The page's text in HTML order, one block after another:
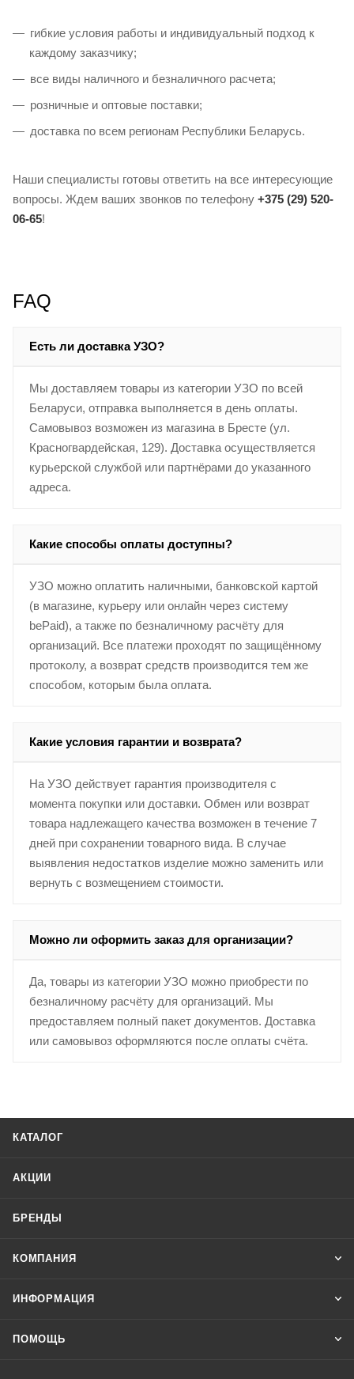
гибкие условия работы и индивидуальный подход к
каждому заказчику;
все виды наличного и безналичного расчета;
розничные и оптовые поставки;
доставка по всем регионам Республики Беларусь.
Наши специалисты готовы ответить на все интересующие
вопросы. Ждем ваших звонков по телефону +375 (29) 520-
06-65!
FAQ
Есть ли доставка УЗО?
Мы доставляем товары из категории УЗО по всей
Беларуси, отправка выполняется в день оплаты.
Самовывоз возможен из магазина в Бресте (ул.
Красногвардейская, 129). Доставка осуществляется
курьерской службой или партнёрами до указанного
адреса.
Какие способы оплаты доступны?
УЗО можно оплатить наличными, банковской картой
(в магазине, курьеру или онлайн через систему
bePaid), а также по безналичному расчёту для
организаций. Все платежи проходят по защищённому
протоколу, а возврат средств производится тем же
способом, которым была оплата.
Какие условия гарантии и возврата?
На УЗО действует гарантия производителя с
момента покупки или доставки. Обмен или возврат
товара надлежащего качества возможен в течение 7
дней при сохранении товарного вида. В случае
выявления недостатков изделие можно заменить или
вернуть с возмещением стоимости.
Можно ли оформить заказ для организации?
Да, товары из категории УЗО можно приобрести по
безналичному расчёту для организаций. Мы
предоставляем полный пакет документов. Доставка
или самовывоз оформляются после оплаты счёта.
КАТАЛОГ
АКЦИИ
БРЕНДЫ
КОМПАНИЯ
ИНФОРМАЦИЯ
ПОМОЩЬ